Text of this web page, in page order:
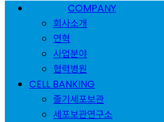
COMPANY
회사소개
연혁
사업분야
협력병원
CELL BANKING
줄기세포보관
세포보관연구소